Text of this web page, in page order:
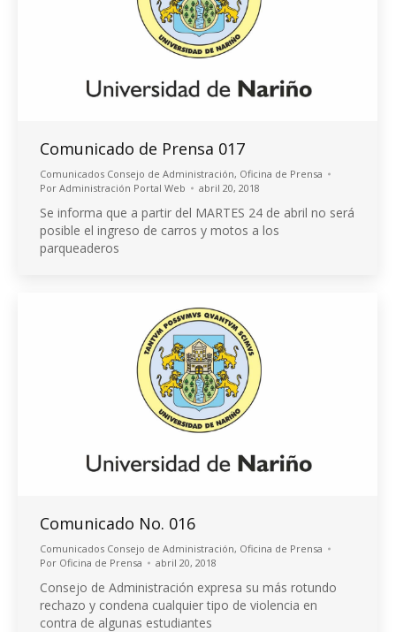
Comunicado de Prensa 017
Comunicados Consejo de Administración, Oficina de Prensa
Por Administración Portal Web abril 20, 2018
Se informa que a partir del MARTES 24 de abril no será
posible el ingreso de carros y motos a los
parqueaderos
Comunicado No. 016
Comunicados Consejo de Administración, Oficina de Prensa
Por Oficina de Prensa abril 20, 2018
Consejo de Administración expresa su más rotundo
rechazo y condena cualquier tipo de violencia en
contra de algunas estudiantes